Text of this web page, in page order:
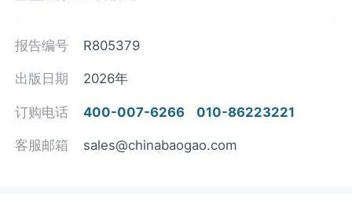
报告编号 R805379
出版日期 2026年
订购电话 400-007-6266 010-86223221
客服邮箱 sales@chinabaogao.com